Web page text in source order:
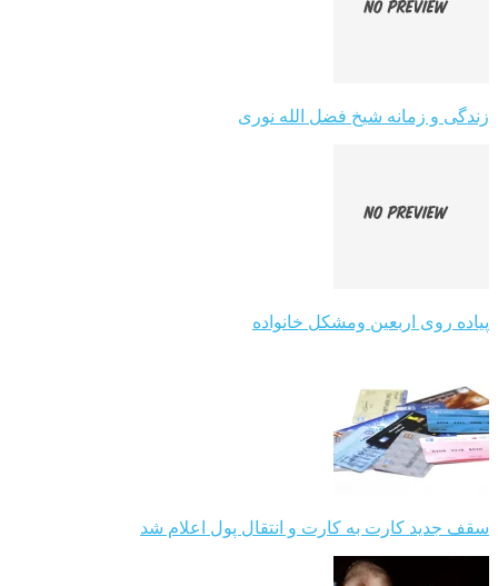
زندگی و زمانه شیخ فضل الله نوری
پیاده روی اربعین ومشکل خانواده
سقف جدید کارت به کارت و انتقال پول اعلام شد